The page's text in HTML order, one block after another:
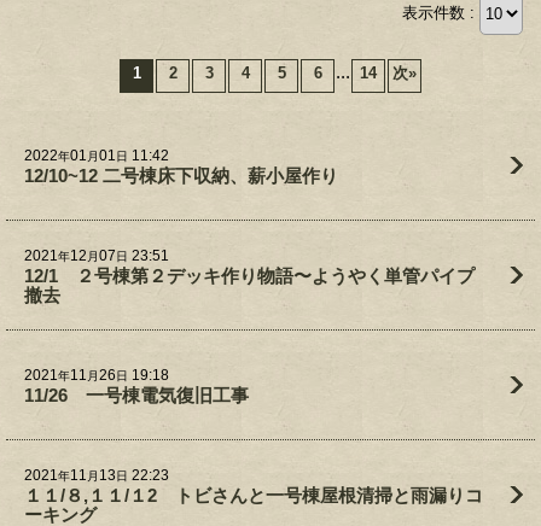
表示件数 :
1 2 3 4 5 6 ... 14 次»
2022年01 月01日 11:42
12/10~12 二号棟床下収納、薪小屋作り
2021年12 月07日 23:51
12/1 ２号棟第２デッキ作り物語〜ようやく単管パイプ
撤去
2021年11 月26日 19:18
11/26 一号棟電気復旧工事
2021年11 月 13日 22:23
１１/８,１１/１2 トビさんと一号棟屋根清掃と雨漏りコ
ーキング